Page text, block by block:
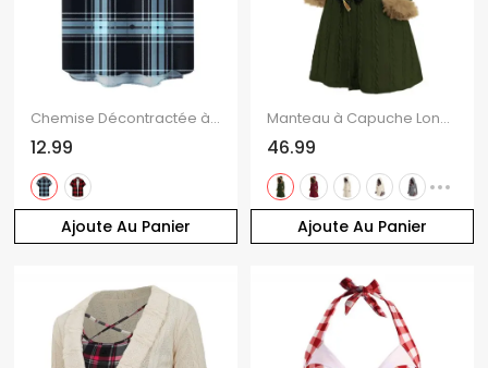
Ajoute Au Panier
Chemise Décontractée à Carreaux Imprimé Boutonnée Manches Courtes à Col Relevé
12.99
Ajoute Au Panier
Manteau à Capuche Long Boutonné Panneau à Carreaux en Fausse Fourrure
46.99